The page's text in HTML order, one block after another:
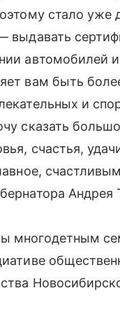
стало
выдавать
автомобилей
вам быть
и
сказать
счастья,
Андрея
многодетным